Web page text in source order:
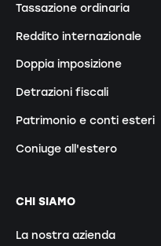
Tassazione ordinaria
Reddito internazionale
Doppia imposizione
Detrazioni fiscali
Patrimonio e conti esteri
Coniuge all'estero
CHI SIAMO
La nostra azienda